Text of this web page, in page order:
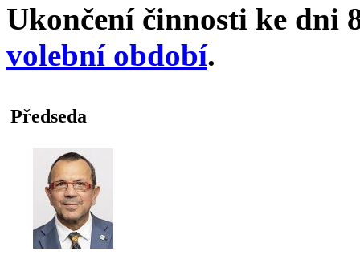
Ukončení činnosti ke dni
volební období.
Předseda